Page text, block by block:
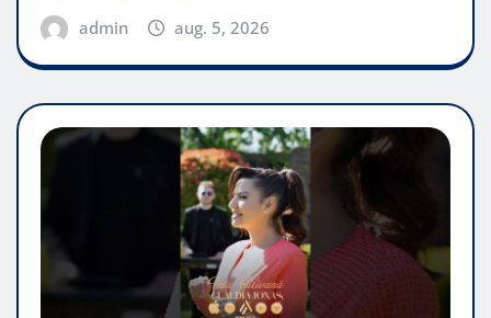
admin aug. 5, 2026